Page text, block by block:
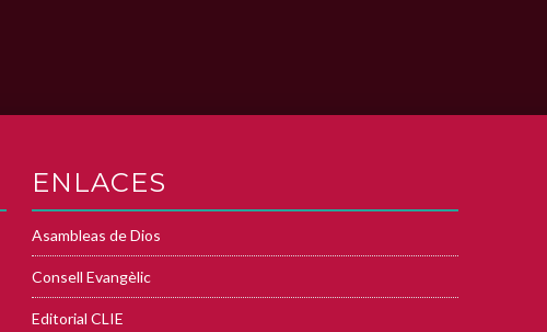
ENLACES
Asambleas de Dios
Consell Evangèlic
Editorial CLIE